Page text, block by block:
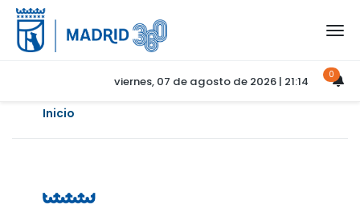
viernes, 07 de agosto de 2026 | 21:14 0
Inicio